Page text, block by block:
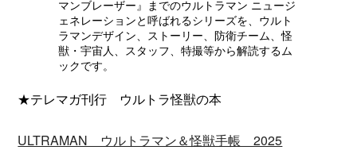
マンブレーザー』までのウルトラマン ニュージ
ェネレーションと呼ばれるシリーズを、ウルト
ラマンデザイン、ストーリー、防衛チーム、怪
獣・宇宙人、スタッフ、特撮等から解読するム
ックです。
★テレマガ刊行 ウルトラ怪獣の本
ULTRAMAN ウルトラマン＆怪獣手帳 2025